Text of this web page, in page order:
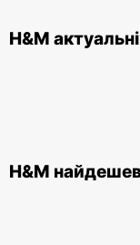
H&M
H&M